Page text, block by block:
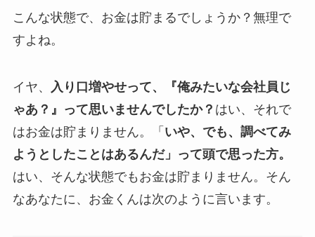
こんな状態で、お金は貯まるでしょうか？無理で
すよね。
イヤ、
入り口増やせって、『俺みたいな会社員じ
ゃあ？』って思いませんでしたか？ はい、それで
はお金は貯まりません。「 いや、でも、調べてみ
ようとしたことはあるんだ」って頭で思った方。
はい、そんな状態でもお金は貯まりません。そん
なあなたに、お金くんは次のように言います。